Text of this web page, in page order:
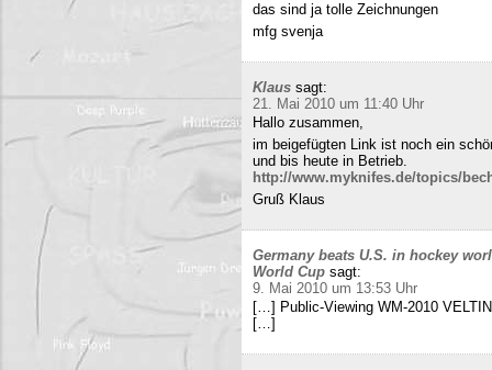
das sind ja tolle Zeichnungen
mfg svenja
Klaus sagt:
21. Mai 2010 um 11:40 Uhr
Hallo zusammen,
im beigefügten Link ist noch ein
und bis heute in Betrieb.
http://www.myknifes.de/topics/
Gruß Klaus
Germany beats U.S. in hockey
World Cup sagt:
9. Mai 2010 um 13:53 Uhr
[…] Public-Viewing WM-2010
[…]